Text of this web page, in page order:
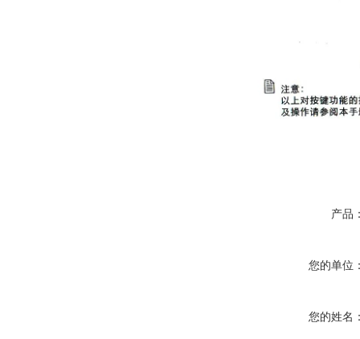
产品
您的单位
您的姓名